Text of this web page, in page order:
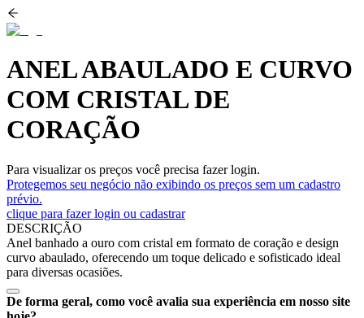
ANEL ABAULADO E CURVO
COM CRISTAL DE
CORAÇÃO
Para visualizar os preços você precisa fazer login.
Protegemos seu negócio não exibindo os preços sem um cadastro
prévio.
clique para fazer login ou cadastrar
DESCRIÇÃO
Anel banhado a ouro com cristal em formato de coração e design
curvo abaulado, oferecendo um toque delicado e sofisticado ideal
para diversas ocasiões.
De forma geral, como você avalia sua experiência em nosso site